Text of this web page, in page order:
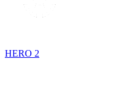
HERO 2